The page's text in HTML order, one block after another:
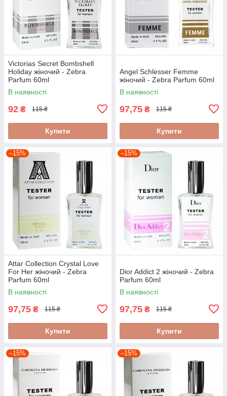
Victorias Secret Bombshell
Holiday жіночий - Zebra
Parfum 60ml
В наявності
92 ₴ 115 ₴
Купити
Angel Schlesser Femme
жіночий - Zebra Parfum 60ml
В наявності
97,75 ₴ 115 ₴
Купити
–15%
Attar Collection Crystal Love
For Her жіночий - Zebra
Parfum 60ml
В наявності
97,75 ₴ 115 ₴
Купити
–15%
Dior Addict 2 жіночий - Zebra
Parfum 60ml
В наявності
97,75 ₴ 115 ₴
Купити
–15% –15%